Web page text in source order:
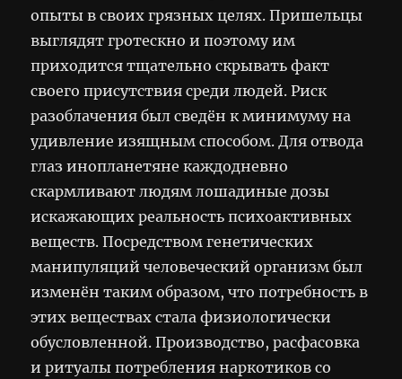
опыты в своих грязных целях. Пришельцы
выглядят гротескно и поэтому им
приходится тщательно скрывать факт
своего присутствия среди людей. Риск
разоблачения был сведён к минимуму на
удивление изящным способом. Для отвода
глаз инопланетяне каждодневно
скармливают людям лошадиные дозы
искажающих реальность психоактивных
веществ. Посредством генетических
манипуляций человеческий организм был
изменён таким образом, что потребность в
этих веществах стала физиологически
обусловленной. Производство, расфасовка
и ритуалы потребления наркотиков со